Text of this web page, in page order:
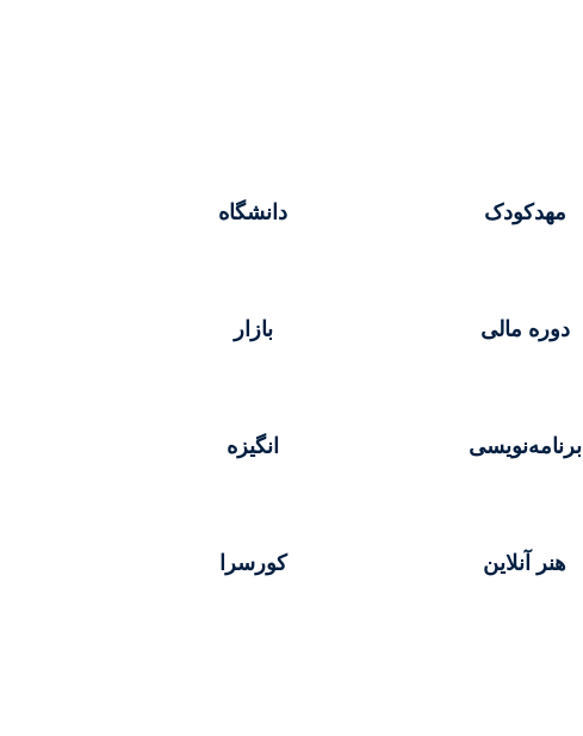
مهدکودک دانشگاه
دوره مالی بازار
برنامه‌نویسی انگیزه
هنر آنلاین کورسرا